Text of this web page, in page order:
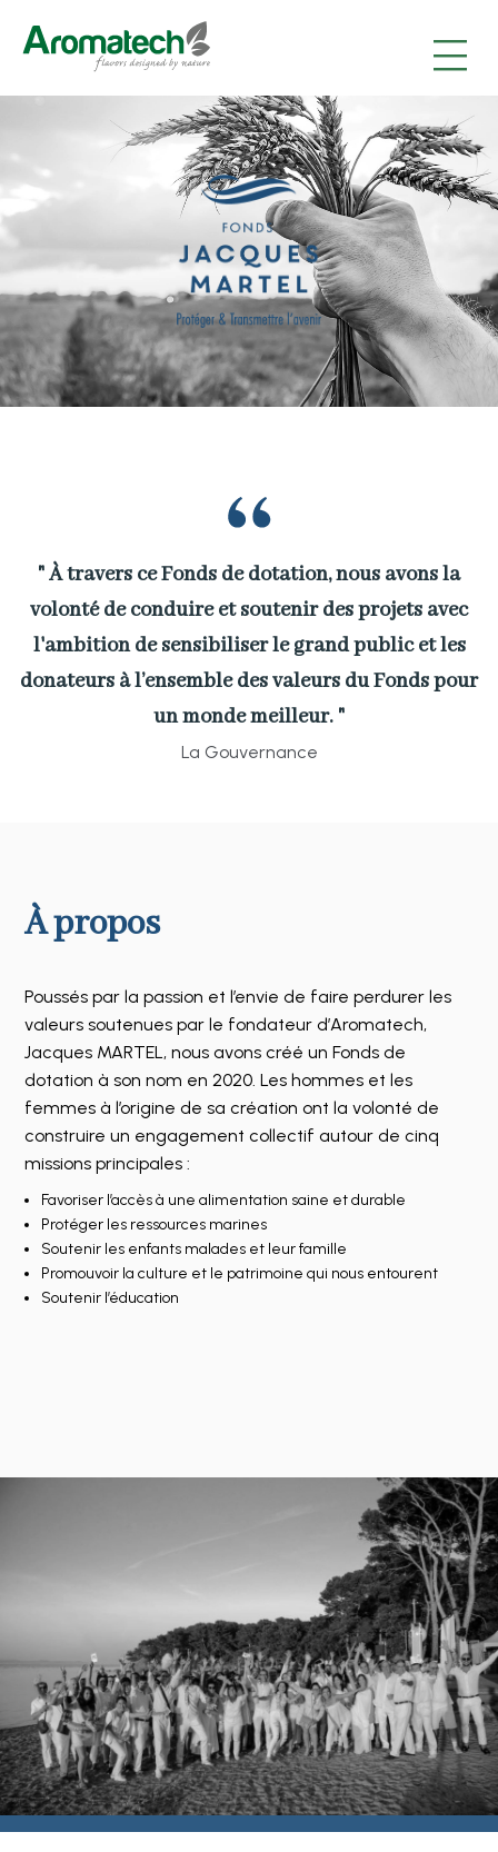
|
|
|
" À travers ce Fonds de dotation, nous avons la
volonté de conduire et soutenir des projets avec
l'ambition de sensibiliser le grand public et les
donateurs à l’ensemble des valeurs du Fonds pour
un monde meilleur. "
La Gouvernance
À propos
Poussés par la passion et l’envie de faire perdurer les
valeurs soutenues par le fondateur d’Aromatech,
Jacques MARTEL, nous avons créé un Fonds de
dotation à son nom en 2020. Les hommes et les
femmes à l’origine de sa création ont la volonté de
construire un engagement collectif autour de cinq
missions principales :
Favoriser l’accès à une alimentation saine et durable
Protéger les ressources marines
Soutenir les enfants malades et leur famille
Promouvoir la culture et le patrimoine qui nous entourent
Soutenir l’éducation